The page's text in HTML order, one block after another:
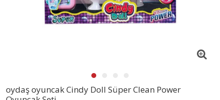
oydaş oyuncak Cindy Doll Süper Clean Power